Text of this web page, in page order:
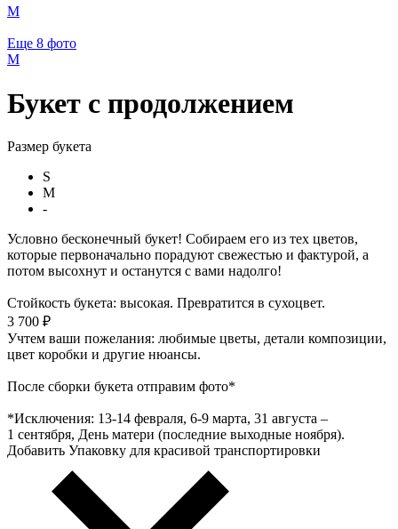
M
Еще 8 фото
M
Букет с продолжением
Размер букета
S
M
-
Условно бесконечный букет! Собираем его из тех цветов,
которые первоначально порадуют свежестью и фактурой, а
потом высохнут и останутся с вами надолго!
Стойкость букета: высокая. Превратится в сухоцвет.
3 700 ₽
Учтем ваши пожелания: любимые цветы, детали композиции,
цвет коробки и другие нюансы.
После сборки букета отправим фото*
*Исключения: 13‑14 февраля, 6‑9 марта, 31 августа –
1 сентября, День матери (последние выходные ноября).
Добавить Упаковку для красивой транспортировки